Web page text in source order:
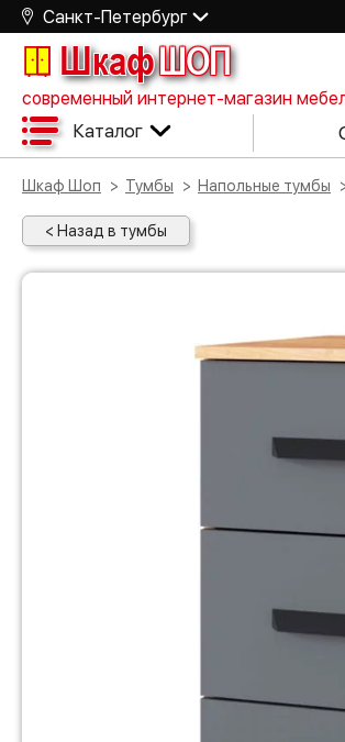
Санкт-Петербург
ШкафШОП
современный интернет-магазин
Каталог
Шкаф Шоп Тумбы Напольные тумбы
< Назад в тумбы